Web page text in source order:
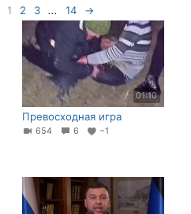
1 2 3 ... 14 →
01:10
Превосходная игра
654 6 −1